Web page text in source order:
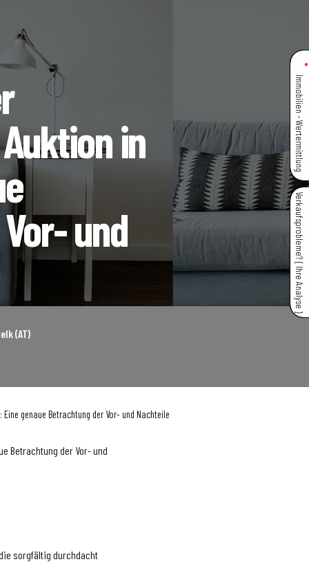
in
und
(AT)
genaue Betrachtung der Vor- und Nachteile
Betrachtung der Vor- und
sorgfältig durchdacht
Immobilien - Wertermittlung
Verkaufsprobleme? { Ihre Analyse }